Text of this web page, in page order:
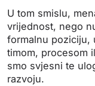
U tom smislu,
vrijednost, nego
formalnu poziciju,
timom, procesom
smo svjesni te
razvoju.